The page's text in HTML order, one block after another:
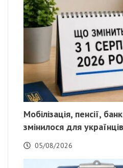
Мобілізація, пенсії,
змінилося для
05/08/2026